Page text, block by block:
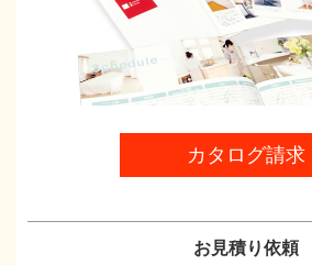
カタログ請求
お見積り依頼